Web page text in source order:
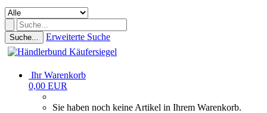
Suche... Erweiterte Suche
Ihr Warenkorb
0,00 EUR
Sie haben noch keine Artikel in Ihrem Warenkorb.